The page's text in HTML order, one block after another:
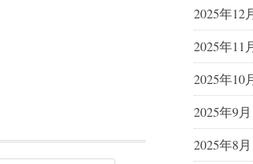
2025年12
2025年11
2025年10
2025年9月
2025年8月